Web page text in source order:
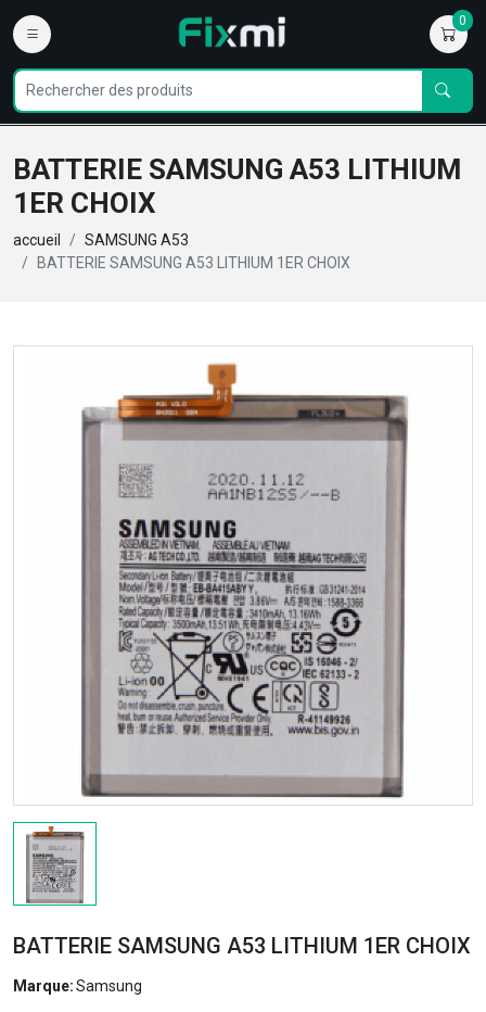
0
BATTERIE SAMSUNG A53 LITHIUM
1ER CHOIX
accueil
SAMSUNG A53
BATTERIE SAMSUNG A53 LITHIUM 1ER CHOIX
BATTERIE SAMSUNG A53 LITHIUM 1ER CHOIX
Marque:Samsung